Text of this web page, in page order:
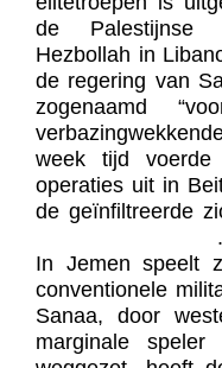
de Palestijnse
Hezbollah in
de regering van
zogenaamd
week tijd voerde
operaties uit in
de geïnfiltreerde
In Jemen speelt
conventionele
Sanaa, door
marginale speler